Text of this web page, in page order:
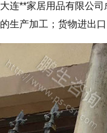
大连**家居用品有限公
的生产加工；货物进出口